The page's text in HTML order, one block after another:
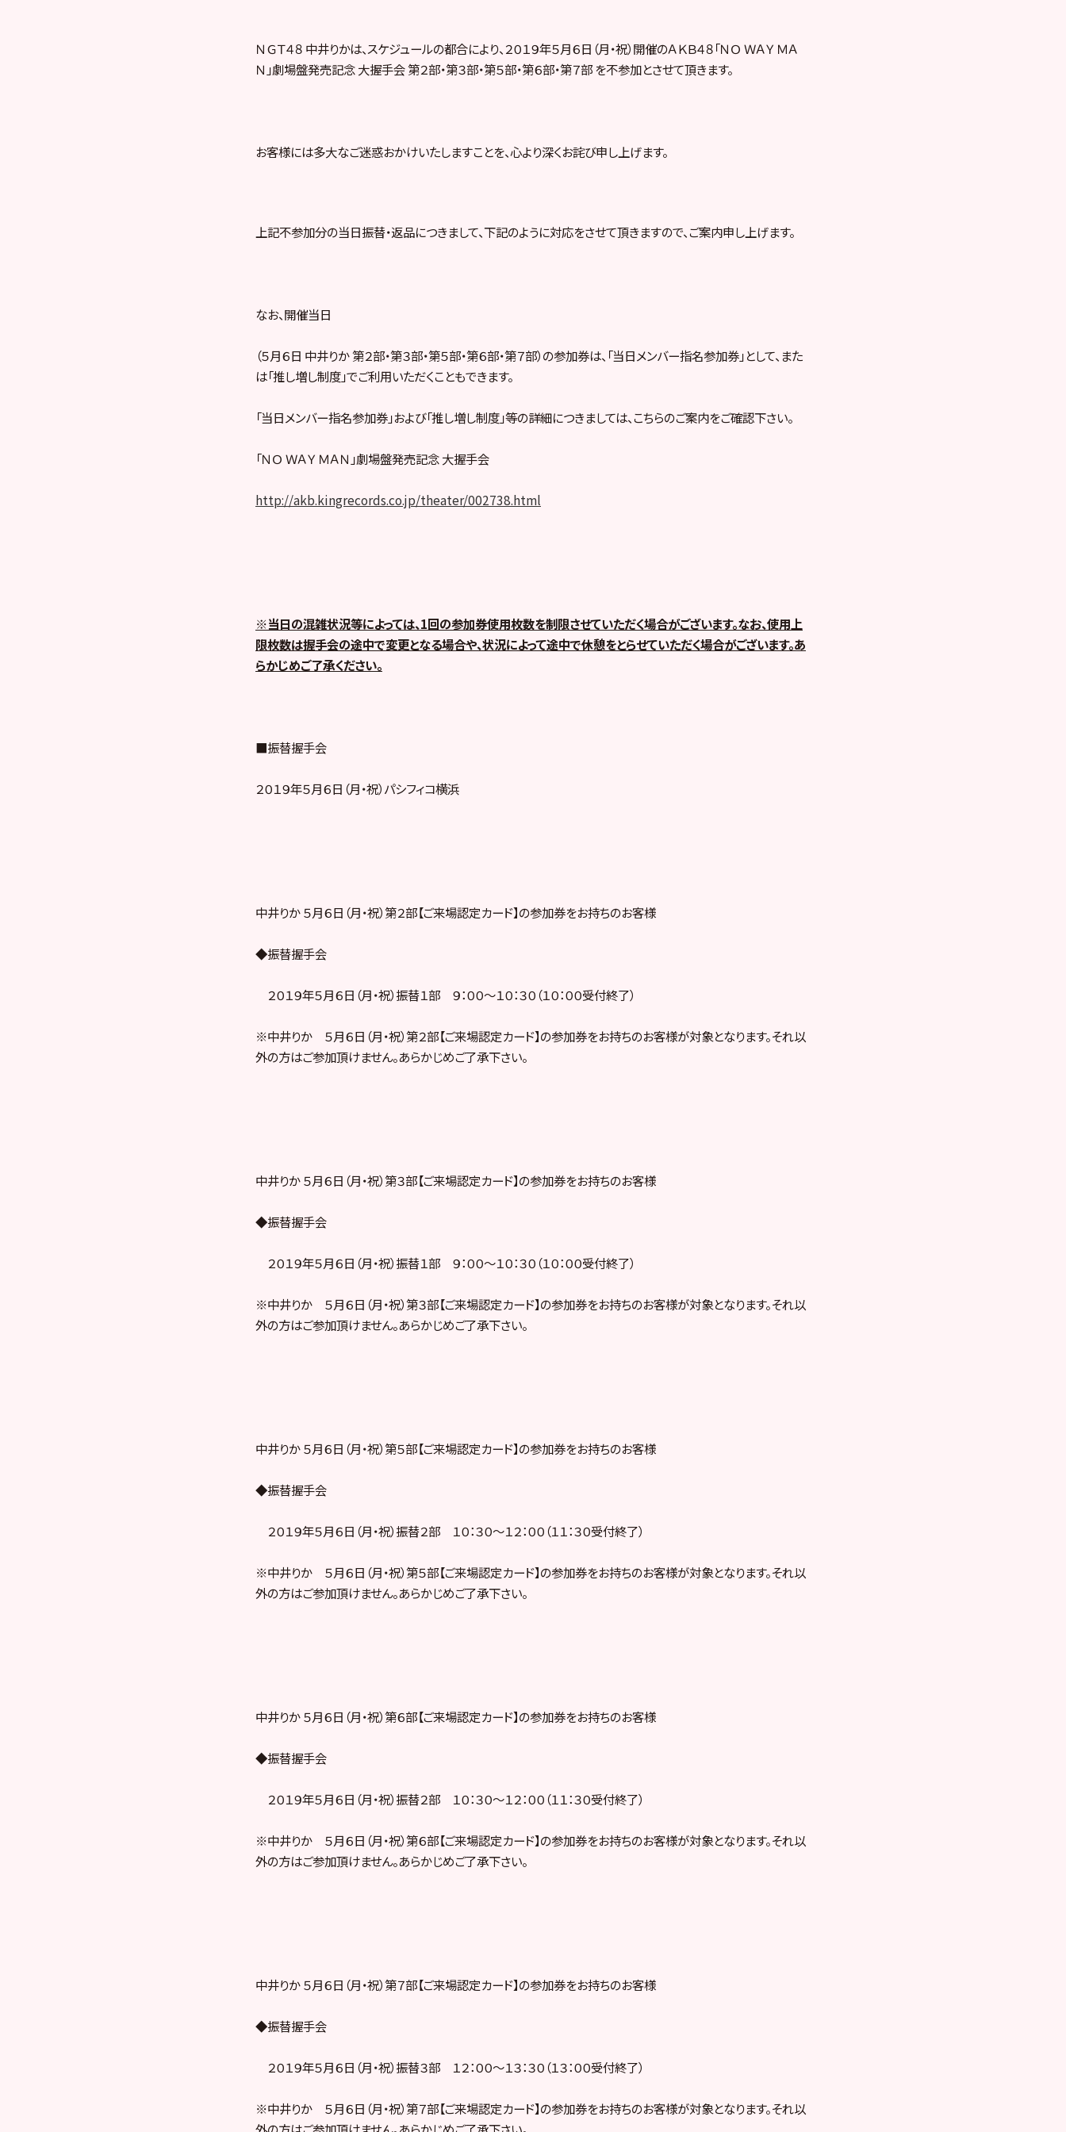
ＮＧＴ４８ 中井りかは、スケジュールの都合により、２０１９年５月６日（月・祝）開催のＡＫＢ４８「ＮＯ ＷＡＹ ＭＡ
Ｎ」劇場盤発売記念 大握手会 第２部・第３部・第５部・第６部・第７部 を不参加とさせて頂きます。
お客様には多大なご迷惑おかけいたしますことを、心より深くお詫び申し上げます。
上記不参加分の当日振替・返品につきまして、下記のように対応をさせて頂きますので、ご案内申し上げます。
なお、開催当日
（５月６日 中井りか 第２部・第３部・第５部・第６部・第７部）の参加券は、「当日メンバー指名参加券」として、また
は「推し増し制度」でご利用いただくこともできます。
「当日メンバー指名参加券」および「推し増し制度」等の詳細につきましては、こちらのご案内をご確認下さい。
「ＮＯ ＷＡＹ ＭＡＮ」劇場盤発売記念 大握手会
http://akb.kingrecords.co.jp/theater/002738.html
※当日の混雑状況等によっては、1回の参加券使用枚数を制限させていただく場合がございます。なお、使用上
限枚数は握手会の途中で変更となる場合や、状況によって途中で休憩をとらせていただく場合がございます。あ
らかじめご了承ください。
■振替握手会
２０１９年５月６日（月・祝）パシフィコ横浜
中井りか ５月６日（月・祝）第２部【ご来場認定カード】の参加券をお持ちのお客様
◆振替握手会
２０１９年５月６日（月・祝）振替１部 ９：００～１０：３０（１０：００受付終了）
※中井りか ５月６日（月・祝）第２部【ご来場認定カード】の参加券をお持ちのお客様が対象となります。それ以
外の方はご参加頂けません。あらかじめご了承下さい。
中井りか ５月６日（月・祝）第３部【ご来場認定カード】の参加券をお持ちのお客様
◆振替握手会
２０１９年５月６日（月・祝）振替１部 ９：００～１０：３０（１０：００受付終了）
※中井りか ５月６日（月・祝）第３部【ご来場認定カード】の参加券をお持ちのお客様が対象となります。それ以
外の方はご参加頂けません。あらかじめご了承下さい。
中井りか ５月６日（月・祝）第５部【ご来場認定カード】の参加券をお持ちのお客様
◆振替握手会
２０１９年５月６日（月・祝）振替２部 １０：３０～１２：００（１１：３０受付終了）
※中井りか ５月６日（月・祝）第５部【ご来場認定カード】の参加券をお持ちのお客様が対象となります。それ以
外の方はご参加頂けません。あらかじめご了承下さい。
中井りか ５月６日（月・祝）第６部【ご来場認定カード】の参加券をお持ちのお客様
◆振替握手会
２０１９年５月６日（月・祝）振替２部 １０：３０～１２：００（１１：３０受付終了）
※中井りか ５月６日（月・祝）第６部【ご来場認定カード】の参加券をお持ちのお客様が対象となります。それ以
外の方はご参加頂けません。あらかじめご了承下さい。
中井りか ５月６日（月・祝）第７部【ご来場認定カード】の参加券をお持ちのお客様
◆振替握手会
２０１９年５月６日（月・祝）振替３部 １２：００～１３：３０（１３：００受付終了）
※中井りか ５月６日（月・祝）第７部【ご来場認定カード】の参加券をお持ちのお客様が対象となります。それ以
外の方はご参加頂けません。あらかじめご了承下さい。